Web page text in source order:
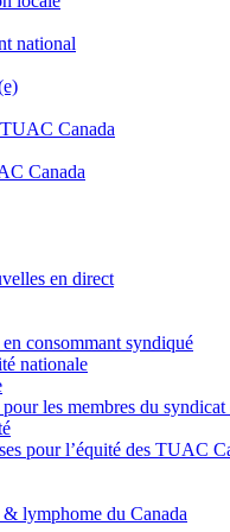
national
Canada
Canada
en direct
consommant syndiqué
nationale
les membres du
pour l’équité des TUAC
& lymphome du Canada